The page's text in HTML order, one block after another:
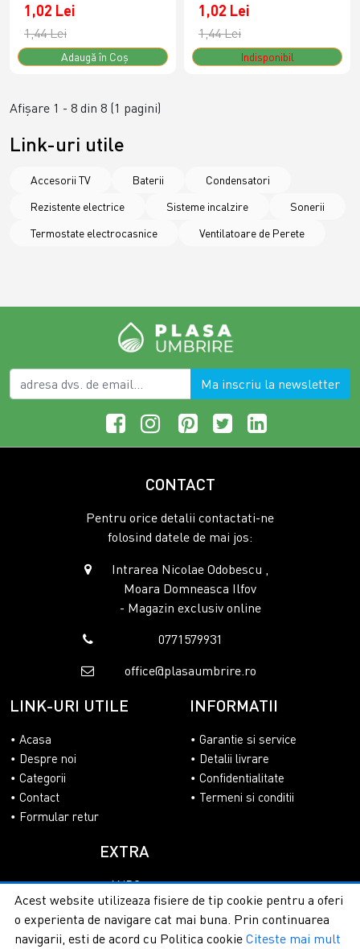
1,02 Lei
1,44 Lei
Adaugă în Coş
1,02 Lei
1,44 Lei
Indisponibil
Afişare 1 - 8 din 8 (1 pagini)
Link-uri utile
Accesorii TV Baterii
Condensatori
Rezistente electrice
Sisteme incalzire
Sonerii
Termostate electrocasnice
Ventilatoare de Perete
Ma inscriu la newsletter
CONTACT
Pentru orice detalii contactati-ne
folosind datele de mai jos:
Intrarea Nicolae Odobescu ,
Moara Domneasca Ilfov
- Magazin exclusiv online
0771579931
office@plasaumbrire.ro
LINK-URI UTILE
Acasa
Despre noi
Categorii
Contact
Formular retur
INFORMATII
Garantie si service
Detalii livrare
Confidentialitate
Termeni si conditii
EXTRA
ANPC
SOL
Acest website utilizeaza fisiere de tip cookie pentru a oferi
o experienta de navigare cat mai buna. Prin continuarea
navigarii, esti de acord cu Politica cookie Citeste mai mult